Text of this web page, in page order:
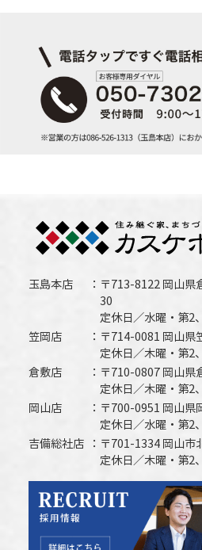
玉島本店
〒713-8122 岡山県
30
定休日／水曜・第2
笠岡店
〒714-0081 岡山
定休日／木曜・第2
倉敷店
〒710-0807 岡山
定休日／木曜・第2
岡山店
〒700-0951 岡山県
定休日／水曜・第2
吉備総社店
〒701-1334 岡山市
定休日／木曜・第2